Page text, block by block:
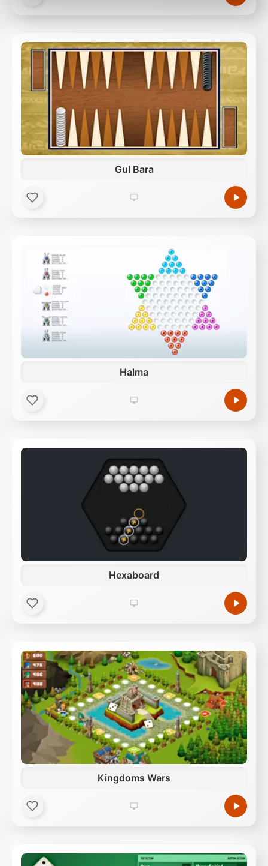
Außerdem geben wir Informationen zu Ihrer
Unsere Partner führen diese Informationen
möglicherweise mit weiteren Daten zusammen, die
Sie ihnen bereitgestellt haben oder die sie im Rahmen
Ihrer Nutzung der Dienste gesammelt haben.
Gul Bara
Halma
Hexaboard
Kingdoms Wars